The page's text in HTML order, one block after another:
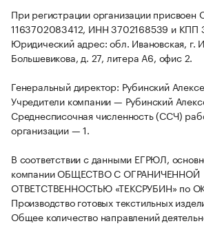
При регистрации организации присвоен
1163702083412, ИНН 3702168539 и КПП
Юридический адрес: обл. Ивановская, г.
Большевикова, д. 27, литера А6, офис 2.
Генеральный директор: Рубинский
Учредители компании — Рубинский
Среднесписочная численность (ССЧ)
организации — 1.
В соответствии с данными ЕГРЮЛ,
компании ОБЩЕСТВО С ОГРАНИЧЕННОЙ
ОТВЕТСТВЕННОСТЬЮ «ТЕКСРУБИН» по
Производство готовых текстильных
Общее количество направлений